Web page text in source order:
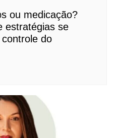
ou medicação?
estratégias se
do